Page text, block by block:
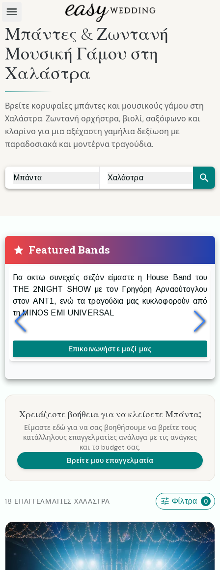
Μπάντες & Ζωντανή
Μουσική Γάμου στη
Χαλάστρα
Βρείτε κορυφαίες μπάντες και μουσικούς γάμου στη
Χαλάστρα. Ζωντανή ορχήστρα, βιολί, σαξόφωνο και
κλαρίνο για μια αξέχαστη γαμήλια δεξίωση με
παραδοσιακά και μοντέρνα τραγούδια.
Μπάντα Χαλάστρα
Featured Bands
Prestige The Band
Για οκτω συνεχείς σεζόν είμαστε η House Band του
THE 2NIGHT SHOW με τον Γρηγόρη Αρναούτογλου
στον ANT1, ενώ τα τραγούδια μας κυκλοφορούν από
τη MINOS EMI UNIVERSAL
Επικοινωνήστε μαζί μας
Χρειάζεστε βοήθεια για να κλείσετε Μπάντα;
Είμαστε εδώ για να σας βοηθήσουμε να βρείτε τους
κατάλληλους επαγγελματίες ανάλογα με τις ανάγκες
και το budget σας.
Βρείτε μου επαγγελματία
18 ΕΠΑΓΓΕΛΜΑΤΊΕΣ ΧΑΛΆΣΤΡΑ Φίλτρα 0